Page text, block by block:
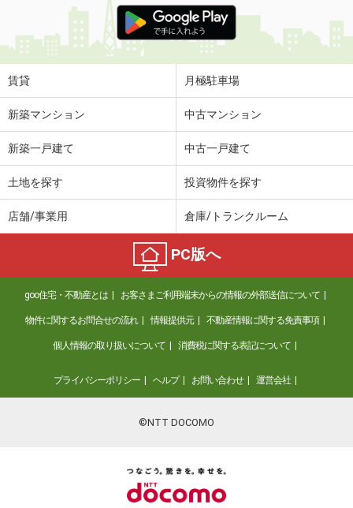
賃貸 月極駐車場
新築マンション 中古マンション
新築一戸建て 中古一戸建て
土地を探す 投資物件を探す
店舗/事業用 倉庫/トランクルーム
PC版へ
goo住宅・不動産とは お客さまご利用端末からの情報の外部送信について
物件に関するお問合せの流れ 情報提供元 不動産情報に関する免責事項
個人情報の取り扱いについて 消費税に関する表記について
プライバシーポリシー ヘルプ お問い合わせ 運営会社
©NTT DOCOMO